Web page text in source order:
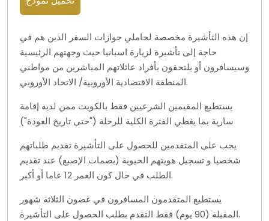
إن هذه التأشيرة مخصصة لحاملي جوازات السفر الذين هم في
حاجة إلى تأشيرة لزيارة اسبانيا حيث وجهتهم الرئيسية
وسيسافرون أو يلتحقون بأفراد عائلاتهم المباشرين من مواطني
المنطقة الاقتصادية الأوروبية/ الاتحاد الأوروبي.
يستطيع المقيمين الشرعيين فقط بالكويت ممن لديه إقامة
سارية بما يغطي الفترة الكلية للرحلة ("حتى تاريخ العودة")
يجب على المتقدمين للحصول على التأشيرة تقديم طلباتهم
شخصيا و تسجيل هويتهم الحيوية (بصمات الإصبع) عند تقديم
الطلب في حال كون العمر 12 عاما أو أكبر.
يستطيع المتقدمون المسافرون في غضون الثلاثة شهور
المقبلة (90 يوم) فقط التقدم بطلب الحصول على التأشيرة.